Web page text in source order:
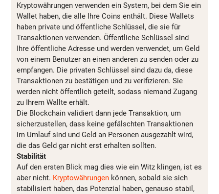
Kryptowährungen verwenden ein System, bei dem Sie ein
Wallet haben, die alle Ihre Coins enthält. Diese Wallets
haben private und öffentliche Schlüssel, die sie für
Transaktionen verwenden. Öffentliche Schlüssel sind
Ihre öffentliche Adresse und werden verwendet, um Geld
von einem Benutzer an einen anderen zu senden oder zu
empfangen. Die privaten Schlüssel sind dazu da, diese
Transaktionen zu bestätigen und zu verifizieren. Sie
werden nicht öffentlich geteilt, sodass niemand Zugang
zu Ihrem Wallte erhält.
Die Blockchain validiert dann jede Transaktion, um
sicherzustellen, dass keine gefälschten Transaktionen
im Umlauf sind und Geld an Personen ausgezahlt wird,
die das Geld gar nicht erst erhalten sollten.
Stabilität
Auf den ersten Blick mag dies wie ein Witz klingen, ist es
aber nicht. Kryptowährungen können, sobald sie sich
stabilisiert haben, das Potenzial haben, genauso stabil,